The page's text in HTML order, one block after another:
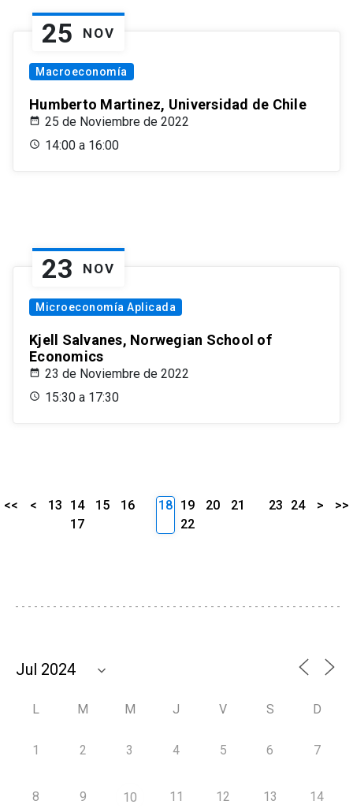
25 NOV
Macroeconomía
Humberto Martinez, Universidad de Chile
25 de Noviembre de 2022
14:00 a 16:00
23 NOV
Microeconomía Aplicada
Kjell Salvanes, Norwegian School of
Economics
23 de Noviembre de 2022
15:30 a 17:30
<< < 13 14 15
16
17
18 19 20
21
22
23 24 > >>
L M M J V S D
1 2 3 4 5 6 7
8 9 10 11 12 13 14